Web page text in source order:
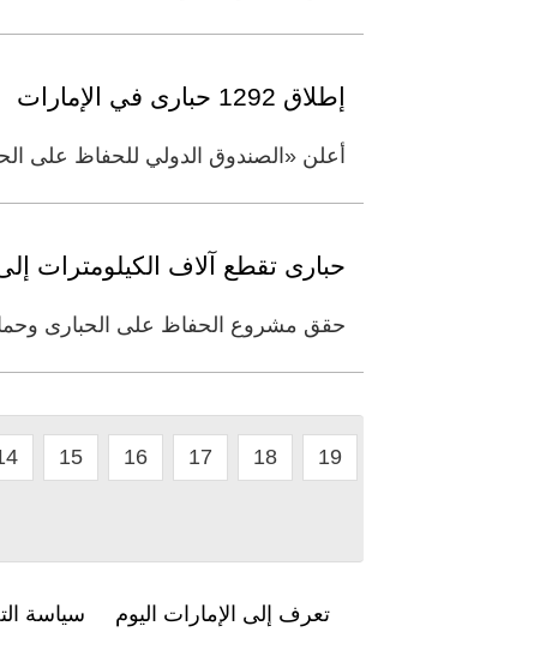
إطلاق 1292 حبارى في الإمارات
أعلن «الصندوق الدولي للحفاظ على الحبارى» أمس، عن إطلاقه 1292 طائر
حبارى تقطع آلاف الكيلومترات
حقق مشروع الحفاظ على الحبارى
15 16 17 18 19
تعرف إلى الإمارات اليوم سياسة